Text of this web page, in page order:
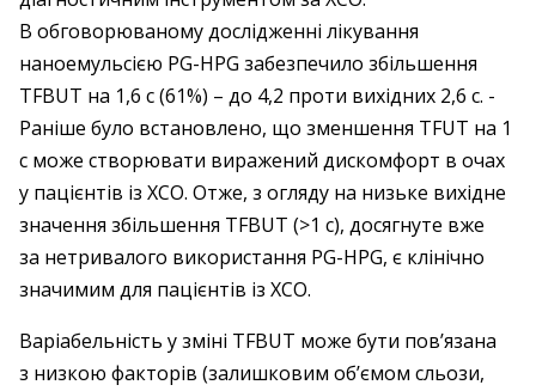
В обговорюваному дослідженні лікування
наноемульсією PG-HPG забезпечило збільшення
TFBUT на 1,6 с (61%) – до 4,2 проти вихідних 2,6 с. ­
Раніше було встановлено, що зменшення TFUT на 1
с може створювати виражений дискомфорт в очах
у пацієнтів із ХСО. Отже, з огляду на низьке вихідне
значення збільшення TFBUT (>1 с), досягнуте вже
за нетривалого використання PG-HPG, є клінічно
значимим для пацієнтів із ХСО.
Варіабельність у зміні TFBUT може бути пов’язана
з низкою факторів (залишковим об’ємом сльози,